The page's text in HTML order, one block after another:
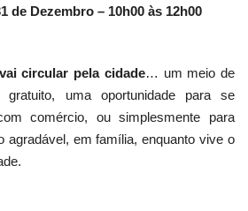
de Dezembro – 10h00 às 12h00
circular pela cidade… um meio de
gratuito, uma oportunidade para se
comércio, ou simplesmente para
agradável, em família, enquanto vive o